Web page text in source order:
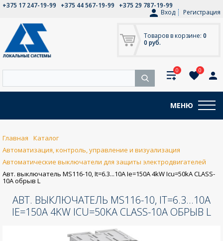
+375 17 247-19-99 +375 44 567-19-99
+375 29 787-19-99
Вход
Регистрация
Товаров в корзине: 0
0 руб.
0 0
МЕНЮ
Главная
Каталог
Автоматизация, контроль, управление и визуализация
Автоматические выключатели для защиты электродвигателей
Авт. выключатель MS116-10, It=6.3...10A Ie=150A 4kW Icu=50kA CLASS-
10A обрыв L
АВТ. ВЫКЛЮЧАТЕЛЬ MS116-10, IT=6.3...10A
IE=150A 4KW ICU=50KA CLASS-10A ОБРЫВ L